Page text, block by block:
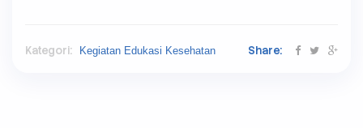
Kategori: Kegiatan Edukasi Kesehatan Share: